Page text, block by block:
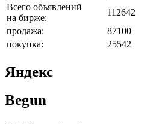
Всего объявлений
на бирже:
112642
продажа:
87100
покупка:
25542
Яндекс
Begun